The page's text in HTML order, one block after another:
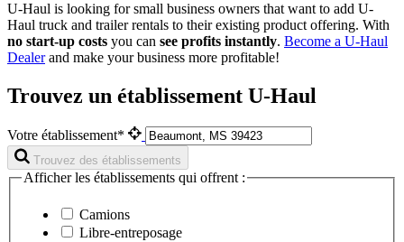
U-Haul is looking for small business owners that want to add U-
Haul truck and trailer rentals to their existing product offering. With
no start-up costs you can see profits instantly. Become a U-Haul
Dealerand make your business more profitable!
Trouvez un établissement U-Haul
Votre établissement*
Trouvez des établissements
Afficher les établissements qui offrent :
Camions
Libre-entreposage